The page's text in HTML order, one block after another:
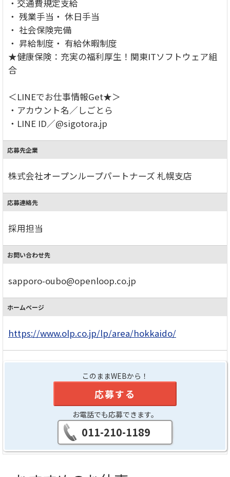
・交通費規定支給
・ 残業手当・ 休日手当
・ 社会保険完備
・ 昇給制度・ 有給休暇制度
★健康保険：充実の福利厚生！関東ITソフトウェア組
合
＜LINEでお仕事情報Get★＞
・アカウント名／しごとら
・LINE ID／@sigotora.jp
応募先企業
株式会社オープンループパートナーズ 札幌支店
応募連絡先
採用担当
お問い合わせ先
sapporo-oubo@openloop.co.jp
ホームページ
https://www.olp.co.jp/lp/area/hokkaido/
このままWEBから！
応募する
お電話でも応募できます。
011-210-1189